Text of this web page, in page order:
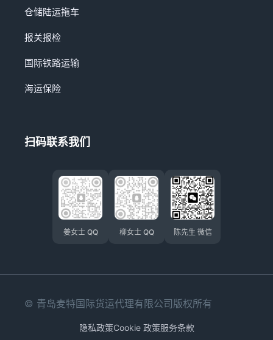
仓储陆运拖车
报关报检
国际铁路运输
海运保险
扫码联系我们
姜女士 QQ 柳女士 QQ 陈先生 微信
© 青岛麦特国际货运代理有限公司版权所有
隐私政策Cookie 政策服务条款